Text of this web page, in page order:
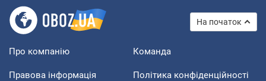
На початок
Про компанію Команда
Правова інформація Політика конфіденційності